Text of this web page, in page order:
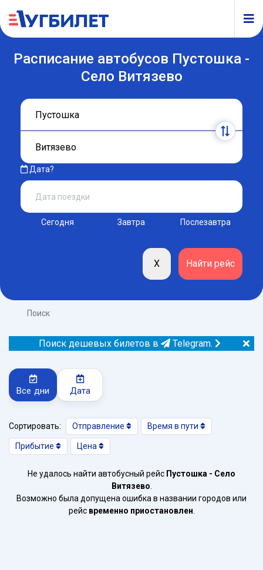
Расписание автобусов Пустошка -
Село Витязево
Дата?
Сегодня Завтра Послезавтра
Поиск
Поиск дешевых билетов в Telegram.
Все дни Дата
Сортировать: Отправление Время в пути
Прибытие Цена
Не удалось найти автобусный рейс Пустошка - Село
Витязево
Возможно была допущена ошибка в названии городов или
рейс временно приостановлен